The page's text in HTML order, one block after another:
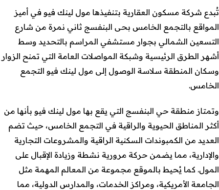
تُبدع شركة مسكون العقارية بتنفيذها مول لينك فيو في أميز
المواقع بالتجمع الخامس بحى البنفسج ثاني نمرة من شارع
التسعين الشمالي بجوار مستشفي المراسم بالتحديد وسط
أشهر الطرق الرئيسية وشبكة المواصلات العامة التي تمنح الزوار
وسكان المنطقة سلاسة الوصول إلى مول لينك فيو التجمع
الخامس.
وتمتاز منطقة حي البنفسج التي يقع بها مول لينك فيو بأنها من
أكثر المناطق الحيوية والراقية في التجمع الخامس، حيث تضم
العديد من الكمبوندات السكنية الراقية والمشروعات التجارية
والإدارية، مما يضمن حركة مرورية نشطة وزيادة الإقبال على
المول. كما يُحيط بالموقع مجموعة من المعالم المهمة مثل
الجامعة الأمريكية، ومراكز الخدمات، والمدارس الدولية، مما